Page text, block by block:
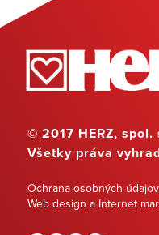
© 2017 HERZ, spol.
Všetky práva
Ochrana osobných údajov
Web design a Internet